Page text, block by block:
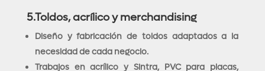
5.Toldos, acrílico y merchandising
Diseño y fabricación de toldos adaptados a la
necesidad de cada negocio.
Trabajos en acrílico y Sintra, PVC para placas,